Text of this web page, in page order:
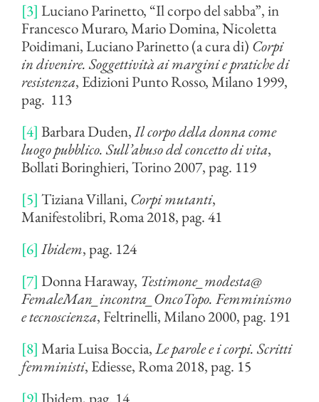
[3] Luciano Parinetto, “Il corpo del sabba”, in
Francesco Muraro, Mario Domina, Nicoletta
Poidimani, Luciano Parinetto (a cura di) Corpi
in divenire. Soggettività ai margini e pratiche di
resistenza, Edizioni Punto Rosso, Milano 1999,
pag. 113
[4] Barbara Duden,Il corpo della donna come
luogo pubblico. Sull’abuso del concetto di vita,
Bollati Boringhieri, Torino 2007, pag. 119
[5] Tiziana Villani, Corpi mutanti,
Manifestolibri, Roma 2018, pag. 41
[6] Ibidem, pag. 124
[7] Donna Haraway, Testimone_modesta@
FemaleMan_incontra_OncoTopo. Femminismo
e tecnoscienza, Feltrinelli, Milano 2000, pag. 191
[8] Maria Luisa Boccia,Le parole e i corpi. Scritti
femministi, Ediesse, Roma 2018, pag. 15
[9] Ibidem, pag. 14